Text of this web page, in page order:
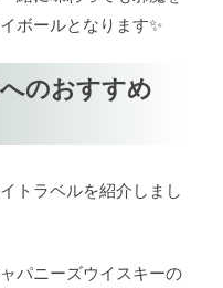
ボールとなります✨
のおすすめ
トラベルを紹介しまし
パニーズウイスキーの